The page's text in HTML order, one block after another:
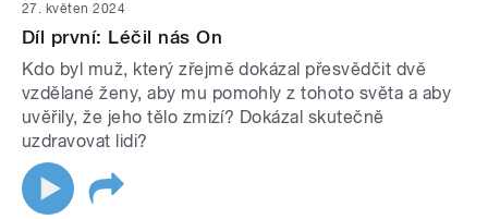
27. květen 2024
Díl první: Léčil nás On
Kdo byl muž, který zřejmě dokázal přesvědčit dvě
vzdělané ženy, aby mu pomohly z tohoto světa a aby
uvěřily, že jeho tělo zmizí? Dokázal skutečně
uzdravovat lidi?